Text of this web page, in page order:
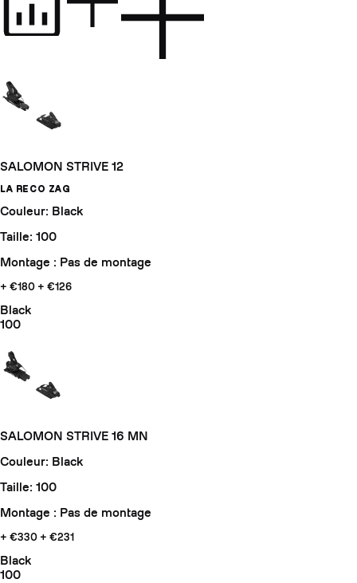
SALOMON STRIVE 12
LA RECO ZAG
Couleur: Black
Taille: 100
Montage : Pas de montage
+ €180 + €126
Black
100
SALOMON STRIVE 16 MN
Couleur: Black
Taille: 100
Montage : Pas de montage
+ €330 + €231
Black
100